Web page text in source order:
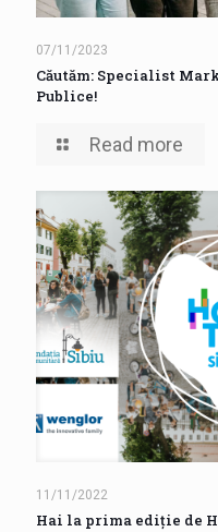
07/11/2023
Căutăm: Specialist
Publice!
Read more
11/11/2022
Hai la prima ediție de